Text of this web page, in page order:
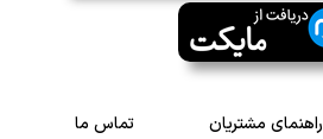
راهنمای مشتریان تماس ما